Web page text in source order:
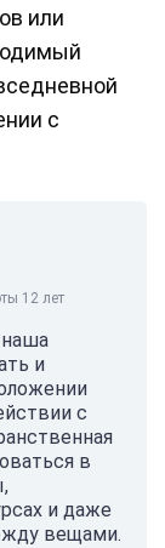
или
с
12 лет
наша
и
с
в
и даже
вещами.